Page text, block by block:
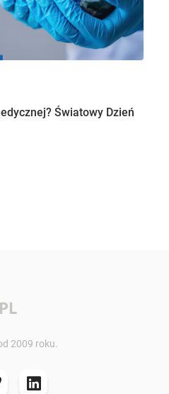
Światowy Dzień
2009 roku.